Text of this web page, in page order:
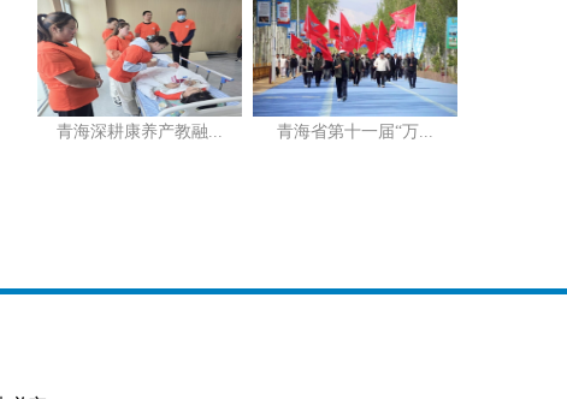
青海深耕康养产教融... 青海省第十一届“万...